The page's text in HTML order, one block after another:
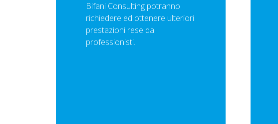
Bifani Consulting potranno
richiedere ed ottenere ulteriori
prestazioni rese da
professionisti.